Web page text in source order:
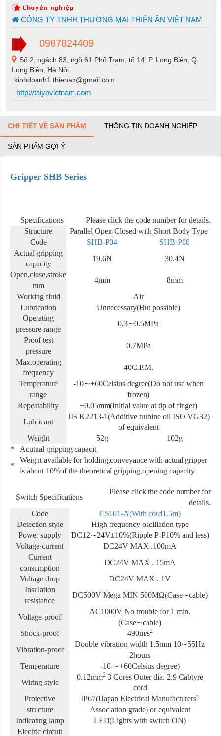
CÔNG TY TNHH THƯƠNG MẠI THIÊN ÂN VIỆT NAM
0987824409
Số 2, ngách 83, ngõ 61 Phố Trạm, tổ 14, P. Long Biên, Q.
Long Biên, Hà Nội
kinhdoanh1.thienan@gmail.com
http://taiyovietnam.com
CHI TIẾT VỀ SẢN PHẨM THÔNG TIN DOANH NGHIỆP
SẢN PHẨM GỢI Ý
Gripper SHB Series
Specifications
Please click the code number for details.
Structure
Parallel Open-Closed with Short Body Type
Code
SHB-P04
SHB-P08
Actual gripping
capacity
19.6N
30.4N
Open,close,stroke
mm
4mm
8mm
Working fluid
Air
Lubrication
Unnecessary(But possible)
Operating
pressure range
0.3∼0.5MPa
Proof test
pressure
0.7MPa
Max.operating
frequency
40C.P.M.
Temperature
range
-10∼+60Celsius degree(Do not use when
frozen)
Repeatability
±0.05mm(Initial value at tip of finger)
Lubricant
JIS K2213-1(Additive turbine oil ISO VG32)
of equivalent
Weight
52g
102g
*
Acutual gripping capacit
*
Weignt available for holding,conveyance with actual gripper
is about 10%of the theoretical gripping,opening capacity.
Switch Specifications
Please click the code number for
details.
Code
CS101-A(With cord1.5m)
Detection style
High frequency oscillation type
Power supply
DC12∼24V±10%(Ripple P-P10% and less)
Voltage·current
DC24V MAX .100mA
Current
consumption
DC24V MAX . 15mA
Voltage drop
DC24V MAX . 1V
Insulation
resistance
DC500V Mega MIN 500MΩ(Case∼cable)
Voltage-proof
AC1000V No trouble for 1 min.
(Case∼cable)
Shock-proof
490m/s2
Vibration-proof
Double vibration width 1.5mm 10∼55Hz
2hours
Temperature
-10-∼+60Celsius degree)
Wiring style
0.12mm23 Cores Outer dia. 2.9 Cabtyre
cord
Protective
structure
IP67(IJapan Electrical Manufacturers`
Association grade) or equivalent
Indicating lamp
LED(Lights with switch ON)
Electric circuit